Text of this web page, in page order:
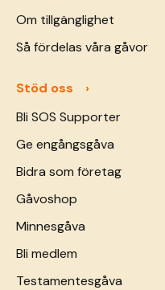
Om tillgänglighet
Så fördelas våra gåvor
Stöd oss
Bli SOS Supporter
Ge engångsgåva
Bidra som företag
Gåvoshop
Minnesgåva
Bli medlem
Testamentesgåva